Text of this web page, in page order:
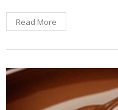
Read More